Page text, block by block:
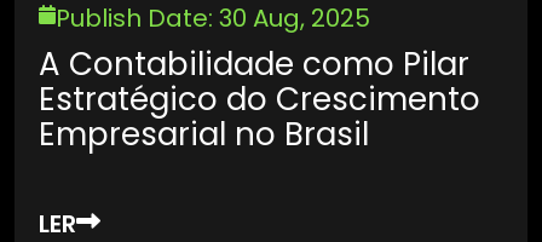
Publish Date: 30 Aug, 2025
A Contabilidade como Pilar
Estratégico do Crescimento
Empresarial no Brasil
LER